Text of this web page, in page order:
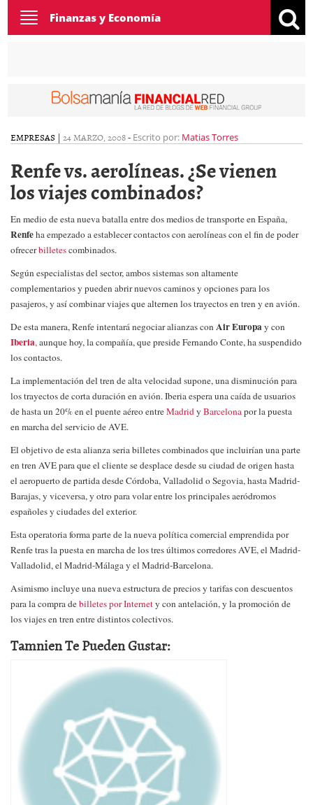
Toggle
navigation
Finanzas y Economía
EMPRESAS | 24 MARZO, 2008- Escrito por: Matias Torres
Renfe vs. aerolíneas. ¿Se vienen
los viajes combinados?
En medio de esta nueva batalla entre dos medios de transporte en España,
Renfeha empezado a establecer contactos con aerolíneas con el fin de poder
ofrecerbilletescombinados.
Según especialistas del sector, ambos sistemas son altamente
complementarios y pueden abrir nuevos caminos y opciones para los
pasajeros, y así combinar viajes que alternen los trayectos en tren y en avión.
De esta manera, Renfe intentará negociar alianzas conAir Europay con
Iberia,aunque hoy, la compañía, que preside Fernando Conte, ha suspendido
los contactos.
La implementación del tren de alta velocidad supone, una disminución para
los trayectos de corta duración en avión. Iberia espera una caída de usuarios
de hasta un 20% en el puente aéreo entreMadridy Barcelonapor la puesta
en marcha del servicio de AVE.
El objetivo de esta alianza seria billetes combinados queincluirían una parte
en tren AVEpara que el cliente se desplace desde su ciudad de origen hasta
el aeropuerto de partida desde Córdoba, Valladolid o Segovia, hasta Madrid-
Barajas, y viceversa, y otro para volar entre los principales aeródromos
españoles y ciudades del exterior.
Esta operatoria forma parte de la nueva política comercial emprendida por
Renfe tras la puesta en marcha de los tres últimos corredores AVE, el Madrid-
Valladolid, el Madrid-Málaga y el Madrid-Barcelona.
Asimismo incluye unanueva estructura de precios y tarifascon descuentos
para la compra debilletes por Internety con antelación, y la promoción de
los viajes en tren entre distintos colectivos.
Tamnien Te Pueden Gustar: